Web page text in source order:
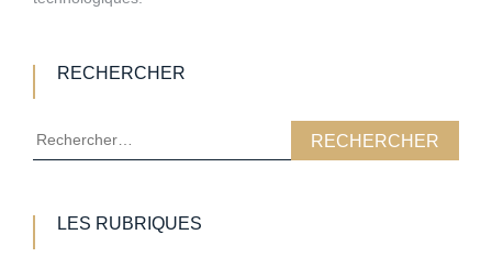
RECHERCHER
Rechercher :
LES RUBRIQUES